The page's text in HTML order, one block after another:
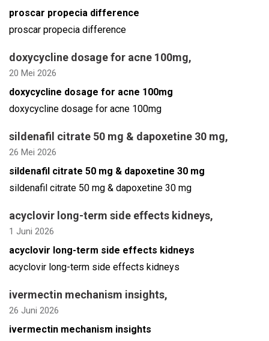
proscar propecia difference
proscar propecia difference
doxycycline dosage for acne 100mg,
20 Mei 2026
doxycycline dosage for acne 100mg
doxycycline dosage for acne 100mg
sildenafil citrate 50 mg & dapoxetine 30 mg,
26 Mei 2026
sildenafil citrate 50 mg & dapoxetine 30 mg
sildenafil citrate 50 mg & dapoxetine 30 mg
acyclovir long-term side effects kidneys,
1 Juni 2026
acyclovir long-term side effects kidneys
acyclovir long-term side effects kidneys
ivermectin mechanism insights,
26 Juni 2026
ivermectin mechanism insights